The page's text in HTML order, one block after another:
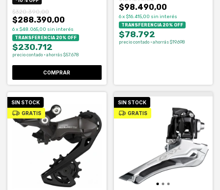
$288.390,00
$320.390,00
6x $48.065,00 sin interés
TRANSFERENCIA 20% OFF
$230.712
precio contado · ahorrás $57.678
$98.490,00
6 x $16.415,00 sin interés
TRANSFERENCIA 20% OFF
$78.792
precio contado · ahorrás $19.698
SIN STOCK
GRATIS
SIN STOCK
GRATIS